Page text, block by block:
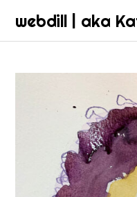
webdill | aka